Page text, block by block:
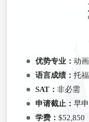
优势专业： 动
语言成绩： 托
SAT： 非必需
申请截止： 早
学费： $52,850